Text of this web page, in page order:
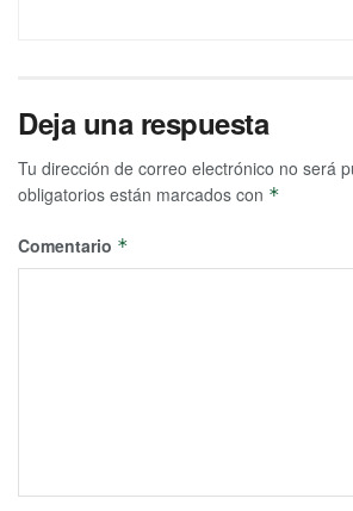
Deja una respuesta
Tu dirección de correo electrónico no será
obligatorios están marcados con *
Comentario *